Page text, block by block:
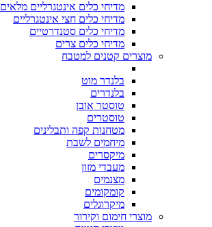
מדיחי כלים אינטגרליים מלאים
מדיחי כלים חצי אינטגרליים
מדיחי כלים סטנדרטיים
מדיחי כלים צרים
מוצרים קטנים למטבח
בלנדר מוט
בלנדרים
טוסטר אובן
טוסטרים
מטחנות קפה ותבלינים
מיחמים לשבת
מיקסרים
מעבדי מזון
מצנמים
קומקומים
מיקרוגלים
מוצרי חימום וקירור